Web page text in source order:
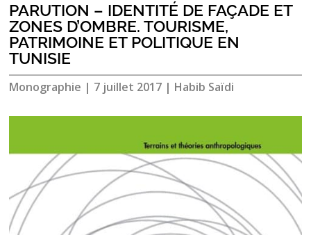
PARUTION – IDENTITÉ DE FAÇADE ET
ZONES D’OMBRE. TOURISME,
PATRIMOINE ET POLITIQUE EN
TUNISIE
Monographie | 7 juillet 2017 | Habib Saïdi